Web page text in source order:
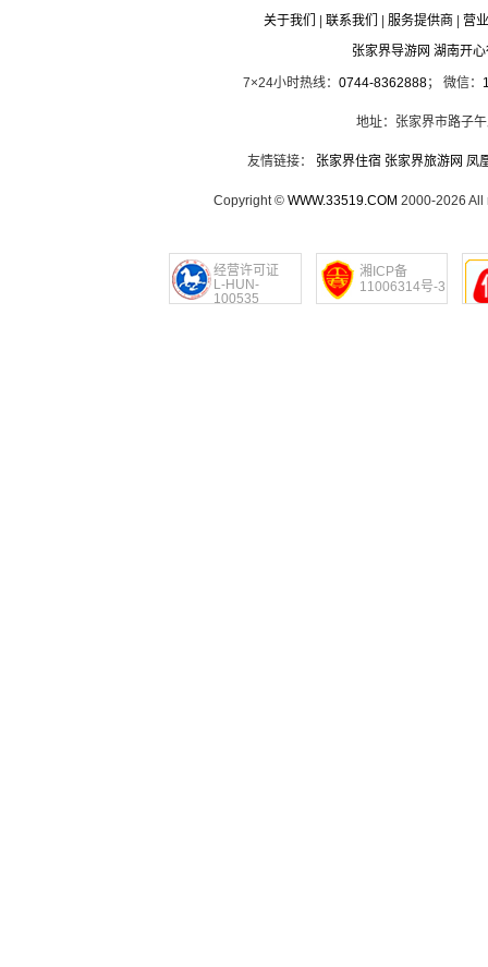
关于我们 联系我们 服务提供商
营
张家界导游网 湖南开
7×24小时热线： 0744-8362888； 微信：
地址：张家界市路子
友情链接： 张家界住宿 张家界旅游网 凤
Copyright © WWW.33519.COM 2000-2026 All
经营许可证
L-HUN-
100535
湘ICP备
11006314号-3